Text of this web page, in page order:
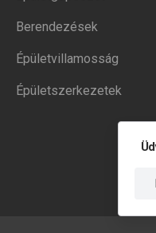
Berendezések
Épületvillamosság
Épületszerkezetek